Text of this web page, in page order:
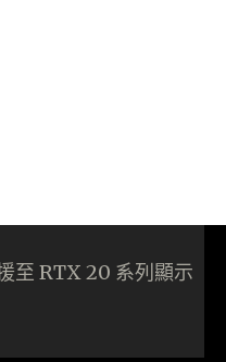
至 RTX 20 系列顯示